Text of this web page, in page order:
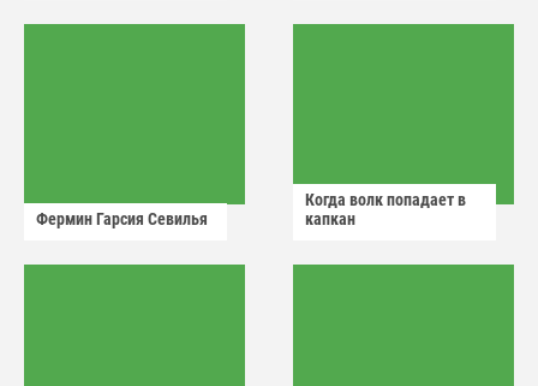
Фермин Гарсия Севилья
Когда волк попадает в
капкан